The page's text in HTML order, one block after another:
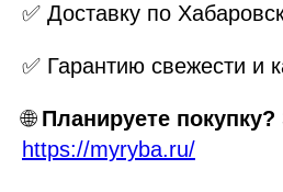
✅ Доставку по
✅ Гарантию свежести и
🌐 Планируете покупку?
https://myryba.ru/